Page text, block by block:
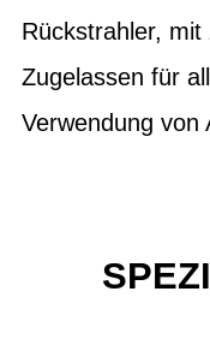
Rückstrahler,
Zugelassen für
Verwendung von